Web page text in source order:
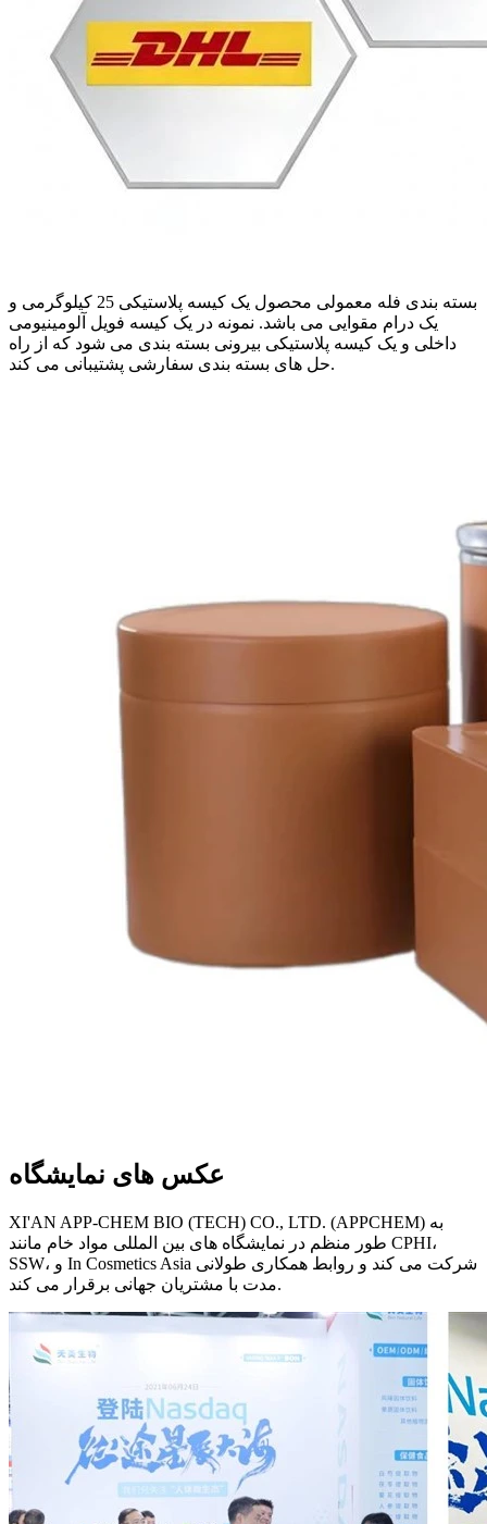
بسته بندی فله معمولی محصول یک کیسه پلاستیکی 25 کیلوگرمی و
یک درام مقوایی می باشد. نمونه در یک کیسه فویل آلومینیومی
داخلی و یک کیسه پلاستیکی بیرونی بسته بندی می شود که از راه
حل های بسته بندی سفارشی پشتیبانی می کند.
عکس های نمایشگاه
XI'AN APP-CHEM BIO (TECH) CO., LTD. (APPCHEM) به
طور منظم در نمایشگاه های بین المللی مواد خام مانند CPHI،
SSW، و In Cosmetics Asia شرکت می کند و روابط همکاری طولانی
مدت با مشتریان جهانی برقرار می کند.